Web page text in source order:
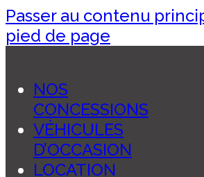
Passer au contenu
pied de page
NOS
CONCESSIONS
VÉHICULES
D’OCCASION
LOCATION